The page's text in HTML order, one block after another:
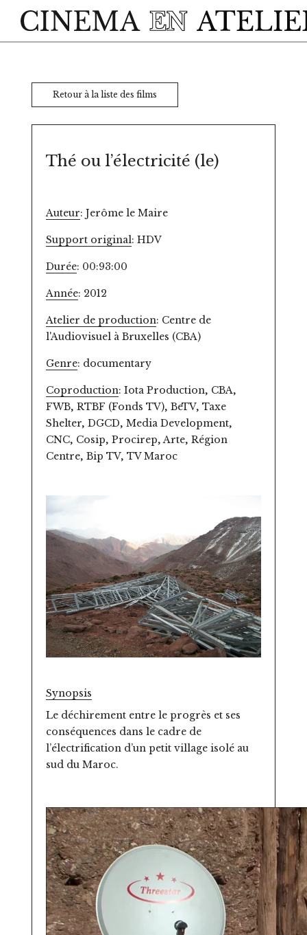
Retour à la liste des films
Thé ou l’électricité (le)
Auteur: Jerôme le Maire
Support original: HDV
Durée: 00:93:00
Année: 2012
Atelier de production: Centre de
l'Audiovisuel à Bruxelles (CBA)
Genre: documentary
Coproduction: Iota Production, CBA,
FWB, RTBF (Fonds TV), BeTV, Taxe
Shelter, DGCD, Media Development,
CNC, Cosip, Procirep, Arte, Région
Centre, Bip TV, TV Maroc
Synopsis
Le déchirement entre le progrès et ses
conséquences dans le cadre de
l’électrification d’un petit village isolé au
sud du Maroc.